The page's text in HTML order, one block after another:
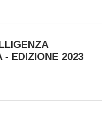
- EDIZIONE 2023